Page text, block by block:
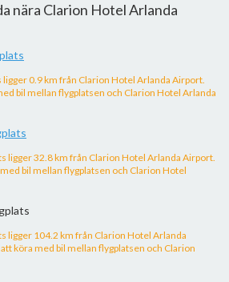
nära Clarion Hotel Arlanda
0.9 km från Clarion Hotel Arlanda Airport.
bil mellan flygplatsen och Clarion Hotel Arlanda
ligger 32.8 km från Clarion Hotel Arlanda Airport.
bil mellan flygplatsen och Clarion Hotel
ligger 104.2 km från Clarion Hotel Arlanda
köra med bil mellan flygplatsen och Clarion